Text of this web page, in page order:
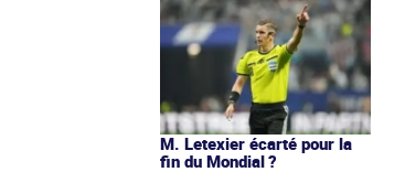
M. Letexier écarté pour la
fin du Mondial ?
Articles en tendances